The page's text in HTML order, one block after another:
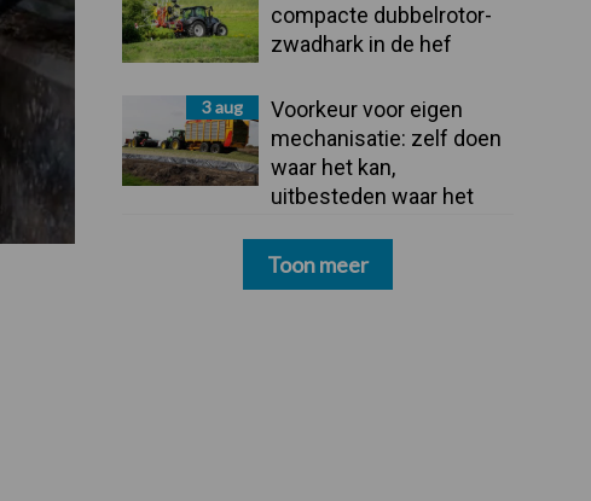
compacte dubbelrotor-
zwadhark in de hef
3 aug
Voorkeur voor eigen
mechanisatie: zelf doen
waar het kan,
uitbesteden waar het
Toon meer